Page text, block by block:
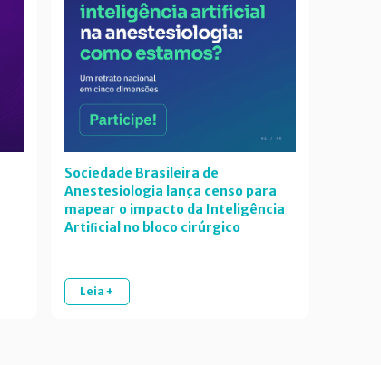
Sociedade Brasileira de
Anestesiologia lança censo para
mapear o impacto da Inteligência
Artiﬁcial no bloco cirúrgico
Leia +